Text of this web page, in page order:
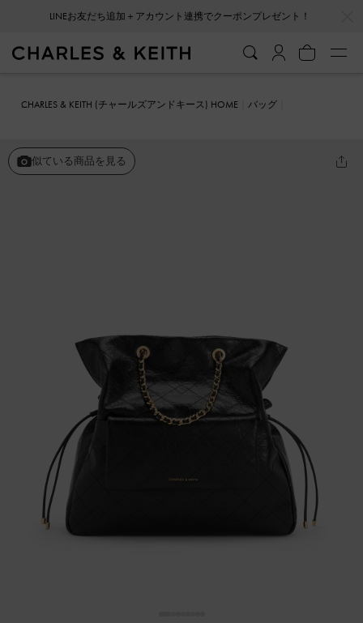
LINEお友だち追加＋アカウント連携でクーポンプレゼント！
CHARLES & KEITH (チャールズアンドキース) HOME
バッグ
似ている商品を見る